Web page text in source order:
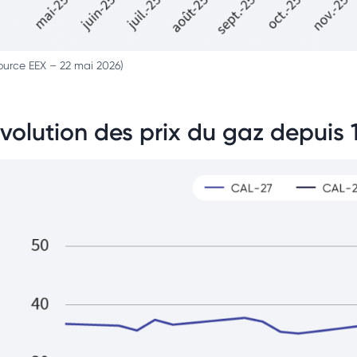
EEX – 22 mai 2026)
des prix du gaz depuis